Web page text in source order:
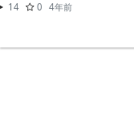
14 0 4年前